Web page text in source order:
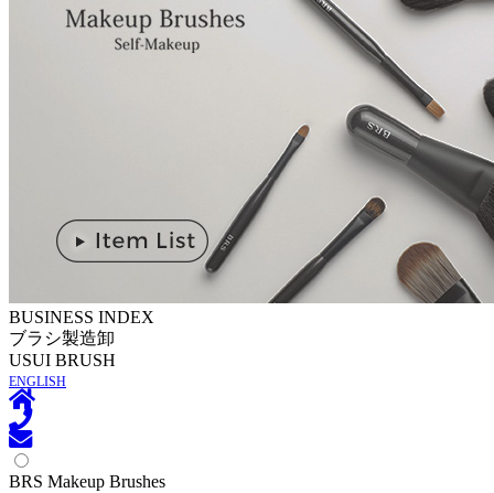
BUSINESS INDEX
ブラシ製造卸
USUI BRUSH
ENGLISH
BRS Makeup Brushes